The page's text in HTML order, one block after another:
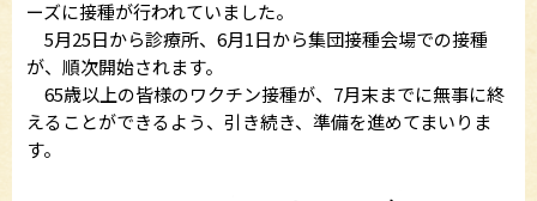
ーズに接種が行われていました。
5月25日から診療所、6月1日から集団接種会場での接種
が、順次開始されます。
65歳以上の皆様のワクチン接種が、7月末までに無事に終
えることができるよう、引き続き、準備を進めてまいりま
す。